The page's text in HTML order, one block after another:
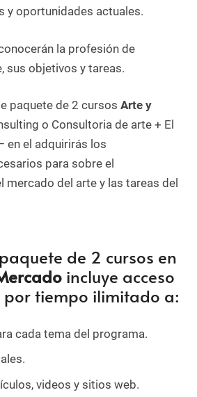
y oportunidades actuales.
la profesión de
sus objetivos y tareas.
paquete de 2 cursos Arte y
o Consultoria de arte + El
en el adquirirás los
para sobre el
mercado del arte y las tareas del
de 2 cursos en
incluye acceso
tiempo ilimitado a:
cada tema del programa.
videos y sitios web.